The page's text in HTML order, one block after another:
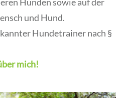
und Hund.
Hundetrainer nach §
mich!